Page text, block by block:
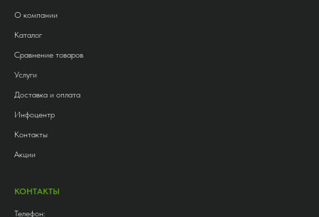
О компании
Каталог
Сравнение товаров
Услуги
Доставка и оплата
Инфоцентр
Контакты
Акции
КОНТАКТЫ
Телефон: